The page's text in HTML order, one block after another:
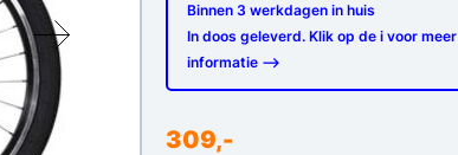
Binnen 3 werkdagen in huis
In doos geleverd. Klik op de i voor meer
informatie -->
309,-